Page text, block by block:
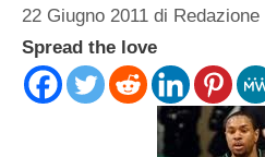
22 Giugno 2011 di Redazione
Spread the love